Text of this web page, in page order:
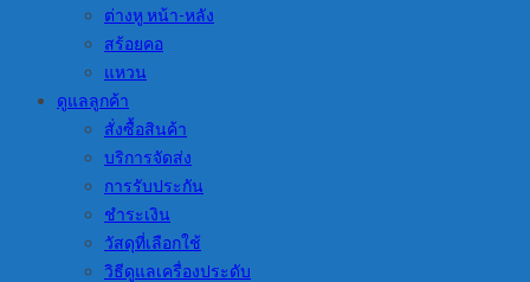
ต่างหู หน้า-หลัง
สร้อยคอ
แหวน
ดูแลลูกค้า
สั่งซื้อสินค้า
บริการจัดส่ง
การรับประกัน
ชำระเงิน
วัสดุที่เลือกใช้
วิธีดูแลเครื่องประดับ